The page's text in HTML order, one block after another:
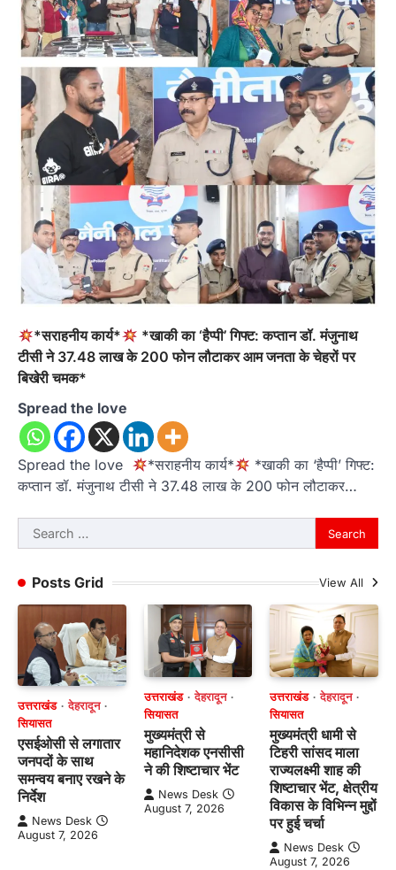
*सराहनीय कार्य*
*खाकी का ‘हैप्पी’ गिफ्ट: कप्तान डॉ. मंजुनाथ
टीसी ने 37.48 लाख के 200 फोन लौटाकर आम जनता के चेहरों पर
बिखेरी चमक*
Spread the love
Spread the love *सराहनीय कार्य*
*खाकी का ‘हैप्पी’ गिफ्ट:
कप्तान डॉ. मंजुनाथ टीसी ने 37.48 लाख के 200 फोन लौटाकर…
Search
for:
Posts Grid
View All
उत्तराखंड
देहरादून
सियासत
एसईओसी से लगातार
जनपदों के साथ
समन्वय बनाए रखने के
निर्देश
News Desk
August 7, 2026
उत्तराखंड
देहरादून
सियासत
मुख्यमंत्री से
महानिदेशक एनसीसी
ने की शिष्टाचार भेंट
News Desk
August 7, 2026
उत्तराखंड
देहरादून
सियासत
मुख्यमंत्री धामी से
टिहरी सांसद माला
राज्यलक्ष्मी शाह की
शिष्टाचार भेंट, क्षेत्रीय
विकास के विभिन्न मुद्दों
पर हुई चर्चा
News Desk
August 7, 2026